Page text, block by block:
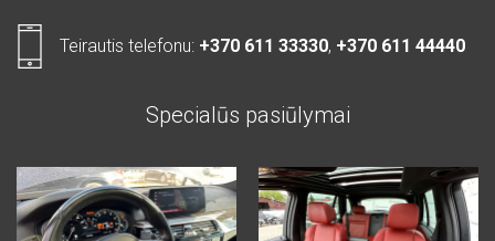
Teirautis telefonu: +370 611 33330, +370 611 44440
Specialūs pasiūlymai